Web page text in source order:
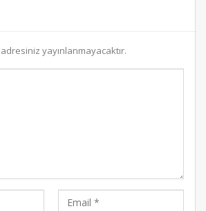
yayınlanmayacaktır.